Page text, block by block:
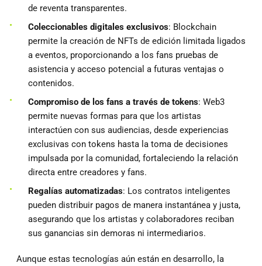
de reventa transparentes.
Coleccionables digitales exclusivos: Blockchain
permite la creación de NFTs de edición limitada ligados
a eventos, proporcionando a los fans pruebas de
asistencia y acceso potencial a futuras ventajas o
contenidos.
Compromiso de los fans a través de tokens: Web3
permite nuevas formas para que los artistas
interactúen con sus audiencias, desde experiencias
exclusivas con tokens hasta la toma de decisiones
impulsada por la comunidad, fortaleciendo la relación
directa entre creadores y fans.
Regalías automatizadas: Los contratos inteligentes
pueden distribuir pagos de manera instantánea y justa,
asegurando que los artistas y colaboradores reciban
sus ganancias sin demoras ni intermediarios.
Aunque estas tecnologías aún están en desarrollo, la